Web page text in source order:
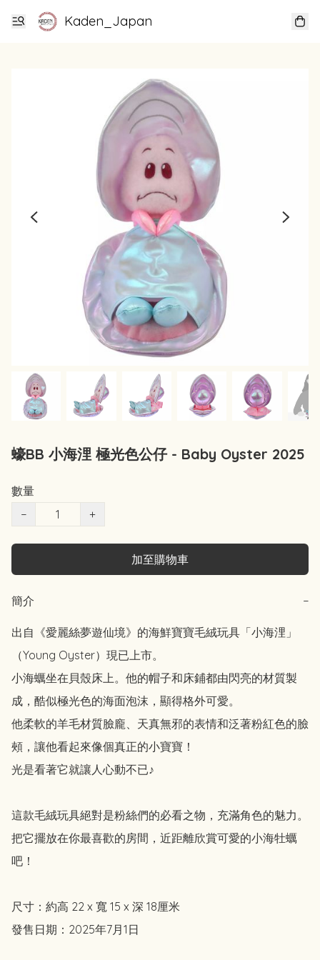
Kaden_Japan
蠔BB 小海浬 極光色公仔 - Baby Oyster 2025
數量
−
+
加至購物車
簡介 −
出自《愛麗絲夢遊仙境》的海鮮寶寶毛絨玩具「小海浬」
（Young Oyster）現已上市。
小海蠣坐在貝殼床上。他的帽子和床鋪都由閃亮的材質製
成，酷似極光色的海面泡沫，顯得格外可愛。
他柔軟的羊毛材質臉龐、天真無邪的表情和泛著粉紅色的臉
頰，讓他看起來像個真正的小寶寶！
光是看著它就讓人心動不已♪
這款毛絨玩具絕對是粉絲們的必看之物，充滿角色的魅力。
把它擺放在你最喜歡的房間，近距離欣賞可愛的小海牡蠣
吧！
尺寸：約高 22 x 寬 15 x 深 18厘米
發售日期：2025年7月1日